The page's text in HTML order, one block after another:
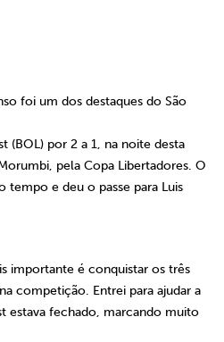
foi um dos destaques do São
(BOL) por 2 a 1, na noite desta
pela Copa Libertadores. O
tempo e deu o passe para Luis
importante é conquistar os três
competição. Entrei para ajudar a
estava fechado, marcando muito